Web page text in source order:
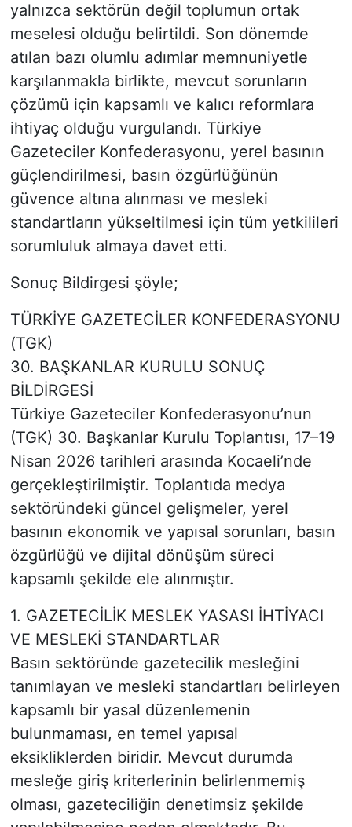
yalnızca sektörün değil toplumun ortak
meselesi olduğu belirtildi. Son dönemde
atılan bazı olumlu adımlar memnuniyetle
karşılanmakla birlikte, mevcut sorunların
çözümü için kapsamlı ve kalıcı reformlara
ihtiyaç olduğu vurgulandı. Türkiye
Gazeteciler Konfederasyonu, yerel basının
güçlendirilmesi, basın özgürlüğünün
güvence altına alınması ve mesleki
standartların yükseltilmesi için tüm yetkilileri
sorumluluk almaya davet etti.
Sonuç Bildirgesi şöyle;
TÜRKİYE GAZETECİLER KONFEDERASYONU
(TGK)
30. BAŞKANLAR KURULU SONUÇ
BİLDİRGESİ
Türkiye Gazeteciler Konfederasyonu’nun
(TGK) 30. Başkanlar Kurulu Toplantısı, 17–19
Nisan 2026 tarihleri arasında Kocaeli’nde
gerçekleştirilmiştir. Toplantıda medya
sektöründeki güncel gelişmeler, yerel
basının ekonomik ve yapısal sorunları, basın
özgürlüğü ve dijital dönüşüm süreci
kapsamlı şekilde ele alınmıştır.
1. GAZETECİLİK MESLEK YASASI İHTİYACI
VE MESLEKİ STANDARTLAR
Basın sektöründe gazetecilik mesleğini
tanımlayan ve mesleki standartları belirleyen
kapsamlı bir yasal düzenlemenin
bulunmaması, en temel yapısal
eksikliklerden biridir. Mevcut durumda
mesleğe giriş kriterlerinin belirlenmemiş
olması, gazeteciliğin denetimsiz şekilde